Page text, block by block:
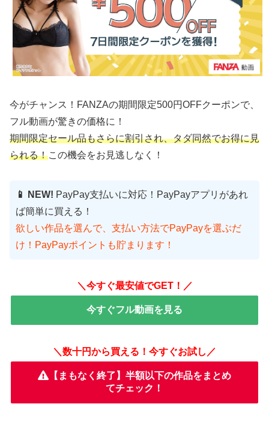
今がチャンス！FANZAの期間限定500円OFFクーポンで、
フル動画が驚きの価格に！
期間限定セール品もさらに割引され、タダ同然でお得に見
られる！この機会をお見逃しなく！
📱 NEW! PayPay支払いに対応！PayPayアプリがあれ
ば簡単に買える！
欲しい作品を選んで、支払い方法でPayPayを選ぶだ
け！PayPayポイントも貯まります！
＼今すぐ最安値でGET！／
今すぐフル動画を見る
＼数十円から買える！今すぐお試し／
【まもなく終了】半額以下の作品をまとめ
てチェック！